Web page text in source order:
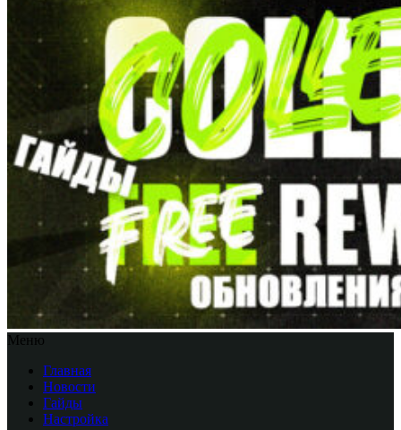
Меню
Главная
Новости
Гайды
Настройка